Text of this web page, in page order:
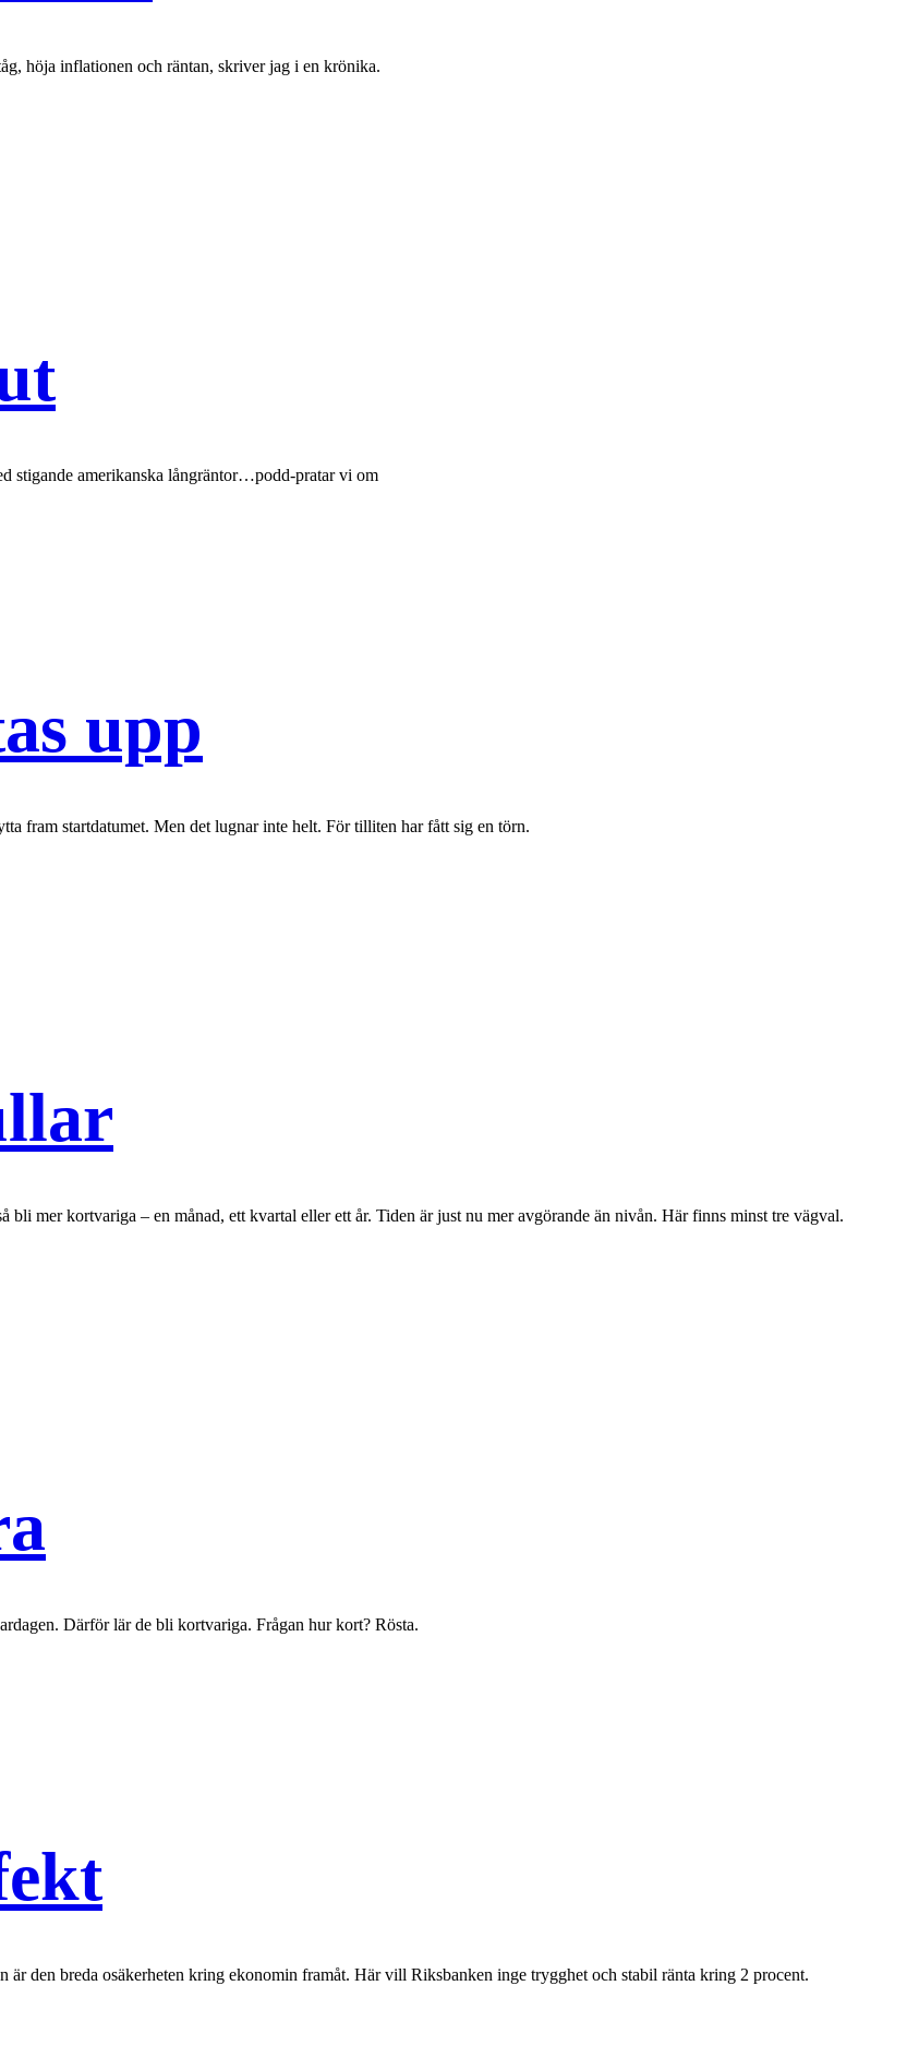
höja inflationen och räntan, skriver jag i en krönika.
stigande amerikanska långräntor…podd-pratar vi om
upp
fram startdatumet. Men det lugnar inte helt. För tilliten har fått sig en törn.
mer kortvariga – en månad, ett kvartal eller ett år. Tiden är just nu mer avgörande än nivån. Här finns minst tre vägval.
Därför lär de bli kortvariga. Frågan hur kort? Rösta.
den breda osäkerheten kring ekonomin framåt. Här vill Riksbanken inge trygghet och stabil ränta kring 2 procent.